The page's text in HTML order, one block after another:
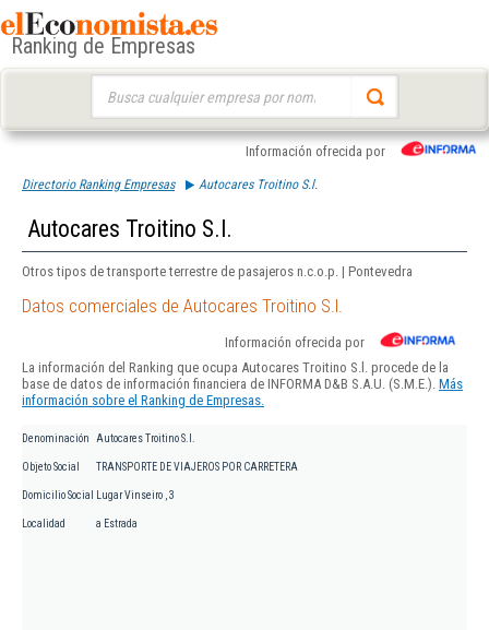
Ranking de Empresas
Información ofrecida por
Directorio Ranking Empresas Autocares Troitino S.l.
Autocares Troitino S.l.
Otros tipos de transporte terrestre de pasajeros n.c.o.p. | Pontevedra
Datos comerciales de Autocares Troitino S.l.
Información ofrecida por
La información del Ranking que ocupa Autocares Troitino S.l. procede de la
base de datos de información financiera de INFORMA D&B S.A.U. (S.M.E.). Más
información sobre el Ranking de Empresas.
Denominación Autocares Troitino S.l.
Objeto Social TRANSPORTE DE VIAJEROS POR CARRETERA
Domicilio Social Lugar Vinseiro , 3
Localidad a Estrada